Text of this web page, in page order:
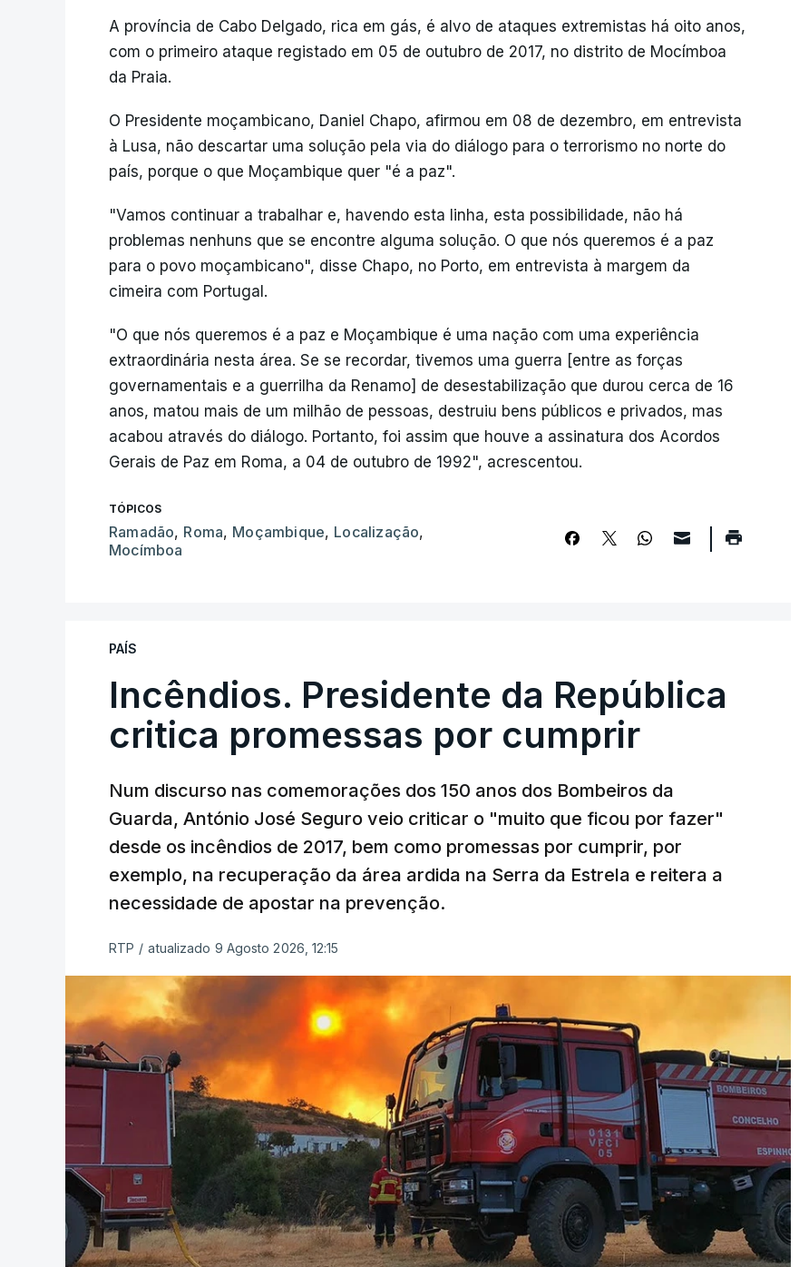
A província de Cabo Delgado, rica em gás, é alvo de ataques extremistas há oito anos,
com o primeiro ataque registado em 05 de outubro de 2017, no distrito de Mocímboa
da Praia.
O Presidente moçambicano, Daniel Chapo, afirmou em 08 de dezembro, em entrevista
à Lusa, não descartar uma solução pela via do diálogo para o terrorismo no norte do
país, porque o que Moçambique quer "é a paz".
"Vamos continuar a trabalhar e, havendo esta linha, esta possibilidade, não há
problemas nenhuns que se encontre alguma solução. O que nós queremos é a paz
para o povo moçambicano", disse Chapo, no Porto, em entrevista à margem da
cimeira com Portugal.
"O que nós queremos é a paz e Moçambique é uma nação com uma experiência
extraordinária nesta área. Se se recordar, tivemos uma guerra [entre as forças
governamentais e a guerrilha da Renamo] de desestabilização que durou cerca de 16
anos, matou mais de um milhão de pessoas, destruiu bens públicos e privados, mas
acabou através do diálogo. Portanto, foi assim que houve a assinatura dos Acordos
Gerais de Paz em Roma, a 04 de outubro de 1992", acrescentou.
TÓPICOS
Ramadão, Roma, Moçambique, Localização,
Mocímboa
PAÍS
Incêndios. Presidente da República
critica promessas por cumprir
Num discurso nas comemorações dos 150 anos dos Bombeiros da
Guarda, António José Seguro veio criticar o "muito que ficou por fazer"
desde os incêndios de 2017, bem como promessas por cumprir, por
exemplo, na recuperação da área ardida na Serra da Estrela e reitera a
necessidade de apostar na prevenção.
RTP / atualizado 9 Agosto 2026, 12:15